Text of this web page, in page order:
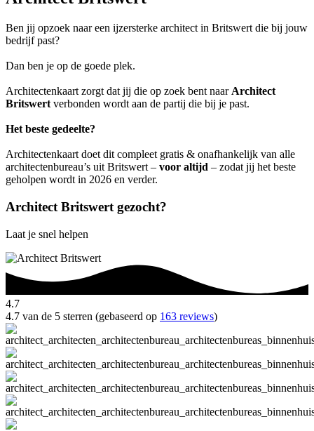
Ben jij opzoek naar een ijzersterke architect in Britswert die bij jouw
bedrijf past?
Dan ben je op de goede plek.
Architectenkaart zorgt dat jij die op zoek bent naar Architect
Britswert verbonden wordt aan de partij die bij je past.
Het beste gedeelte?
Architectenkaart doet dit compleet gratis & onafhankelijk van alle
architectenbureau’s uit Britswert – voor altijd – zodat jij het beste
geholpen wordt in 2026 en verder.
Architect Britswert gezocht?
Laat je snel helpen
4.7
4.7 van de 5 sterren (gebaseerd op 163 reviews)